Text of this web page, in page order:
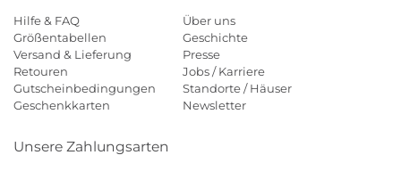
Hilfe & FAQ
Größentabellen
Versand & Lieferung
Retouren
Gutscheinbedingungen
Geschenkkarten
Über uns
Geschichte
Presse
Jobs / Karriere
Standorte / Häuser
Newsletter
Unsere Zahlungsarten